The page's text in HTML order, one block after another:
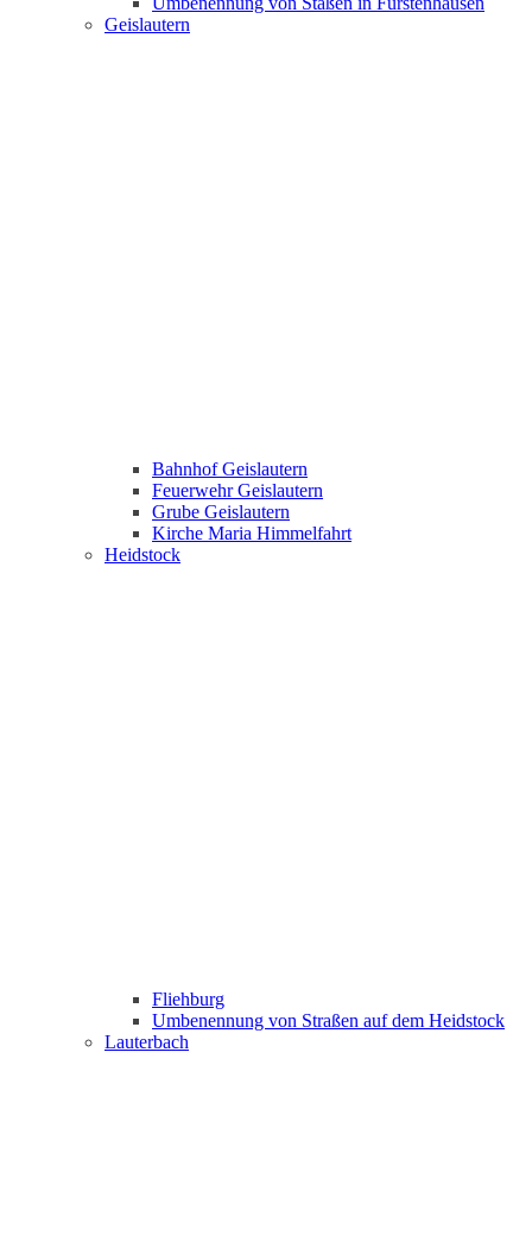
Geislautern
Bahnhof Geislautern
Feuerwehr Geislautern
Grube Geislautern
Kirche Maria Himmelfahrt
Heidstock
Fliehburg
Umbenennung von Straßen auf dem Heidstock
Lauterbach